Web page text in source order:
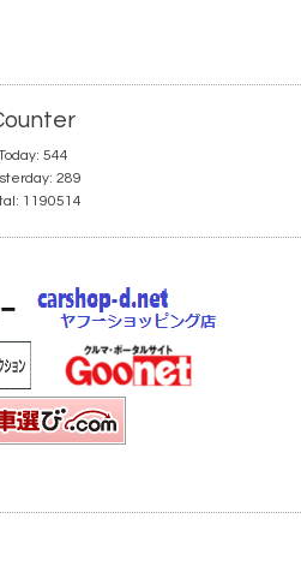
544
289
1190514